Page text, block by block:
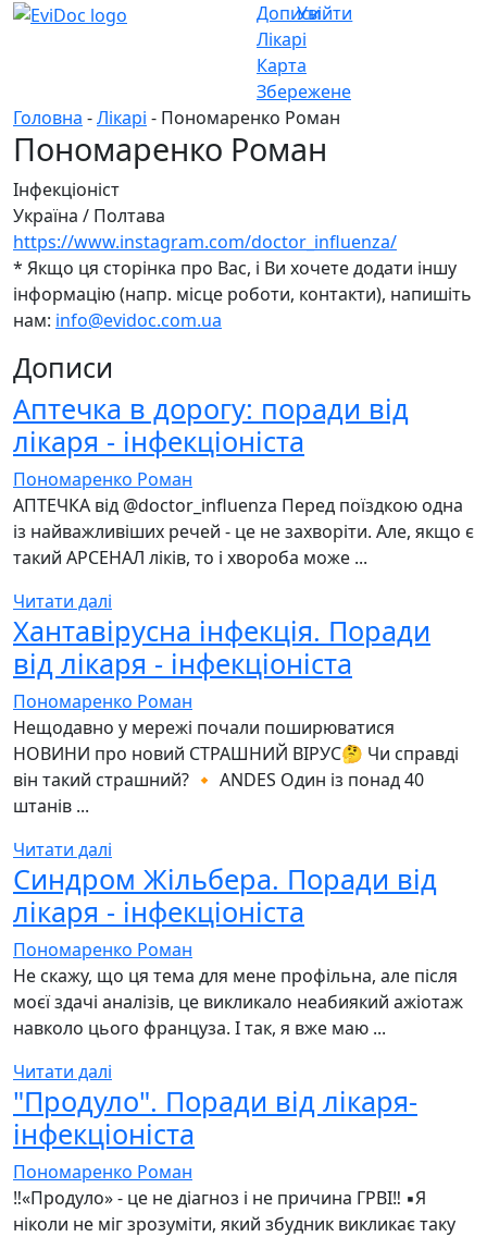
Дописи
Лікарі
Карта
Збережене
Увійти
Головна -Лікарі - Пономаренко Роман
Пономаренко Роман
Інфекціоніст
Україна / Полтава
https://www.instagram.com/doctor_influenza/
* Якщо ця сторінка про Вас, і Ви хочете додати іншу
інформацію (напр. місце роботи, контакти), напишіть
нам: info@evidoc.com.ua
Дописи
Аптечка в дорогу: поради від
лікаря - інфекціоніста
Пономаренко Роман
АПТЕЧКА від @doctor_influenza Перед поїздкою одна
із найважливіших речей - це не захворіти. Але, якщо є
такий АРСЕНАЛ ліків, то і хвороба може ...
Читати далі
Хантавірусна інфекція. Поради
від лікаря - інфекціоніста
Пономаренко Роман
Нещодавно у мережі почали поширюватися
НОВИНИ про новий СТРАШНИЙ ВІРУС🤔 Чи справді
він такий страшний? 🔸 ANDES Один із понад 40
штанів ...
Читати далі
Синдром Жільбера. Поради від
лікаря - інфекціоніста
Пономаренко Роман
Не скажу, що ця тема для мене профільна, але після
моєї здачі аналізів, це викликало неабиякий ажіотаж
навколо цього француза. І так, я вже маю ...
Читати далі
"Продуло". Поради від лікаря-
інфекціоніста
Пономаренко Роман
‼️«Продуло» - це не діагноз і не причина ГРВІ‼️ ▪️Я
ніколи не міг зрозуміти, який збудник викликає таку